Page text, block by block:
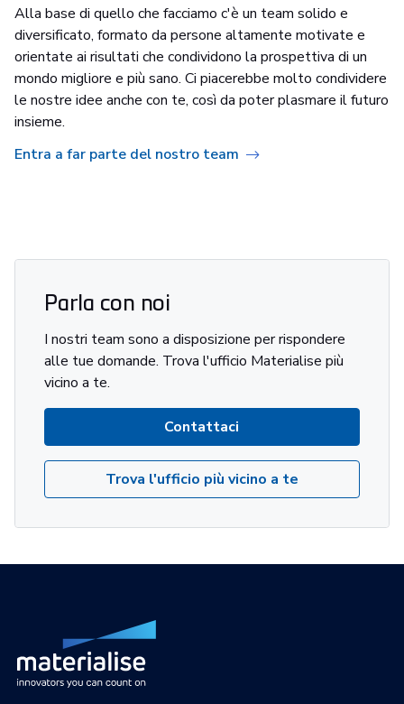
Alla base di quello che facciamo c'è un team solido e
diversificato, formato da persone altamente motivate e
orientate ai risultati che condividono la prospettiva di un
mondo migliore e più sano. Ci piacerebbe molto condividere
le nostre idee anche con te, così da poter plasmare il futuro
insieme.
Entra a far parte del nostro team
Parla con noi
I nostri team sono a disposizione per rispondere
alle tue domande. Trova l'ufficio Materialise più
vicino a te.
Contattaci
Trova l'ufficio più vicino a te